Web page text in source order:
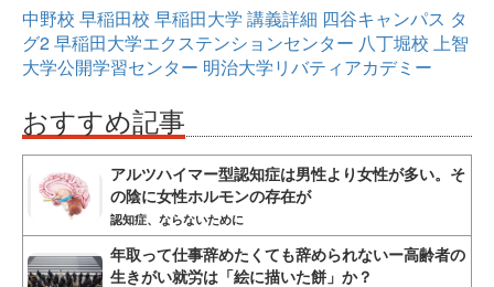
中野校 早稲田校 早稲田大学 講義詳細 四谷キャンパス タ
グ2早稲田大学エクステンションセンター 八丁堀校 上智
大学公開学習センター 明治大学リバティアカデミー
おすすめ記事
アルツハイマー型認知症は男性より女性が多い。そ
の陰に女性ホルモンの存在が
認知症、ならないために
年取って仕事辞めたくても辞められないー高齢者の
生きがい就労は「絵に描いた餅」か？